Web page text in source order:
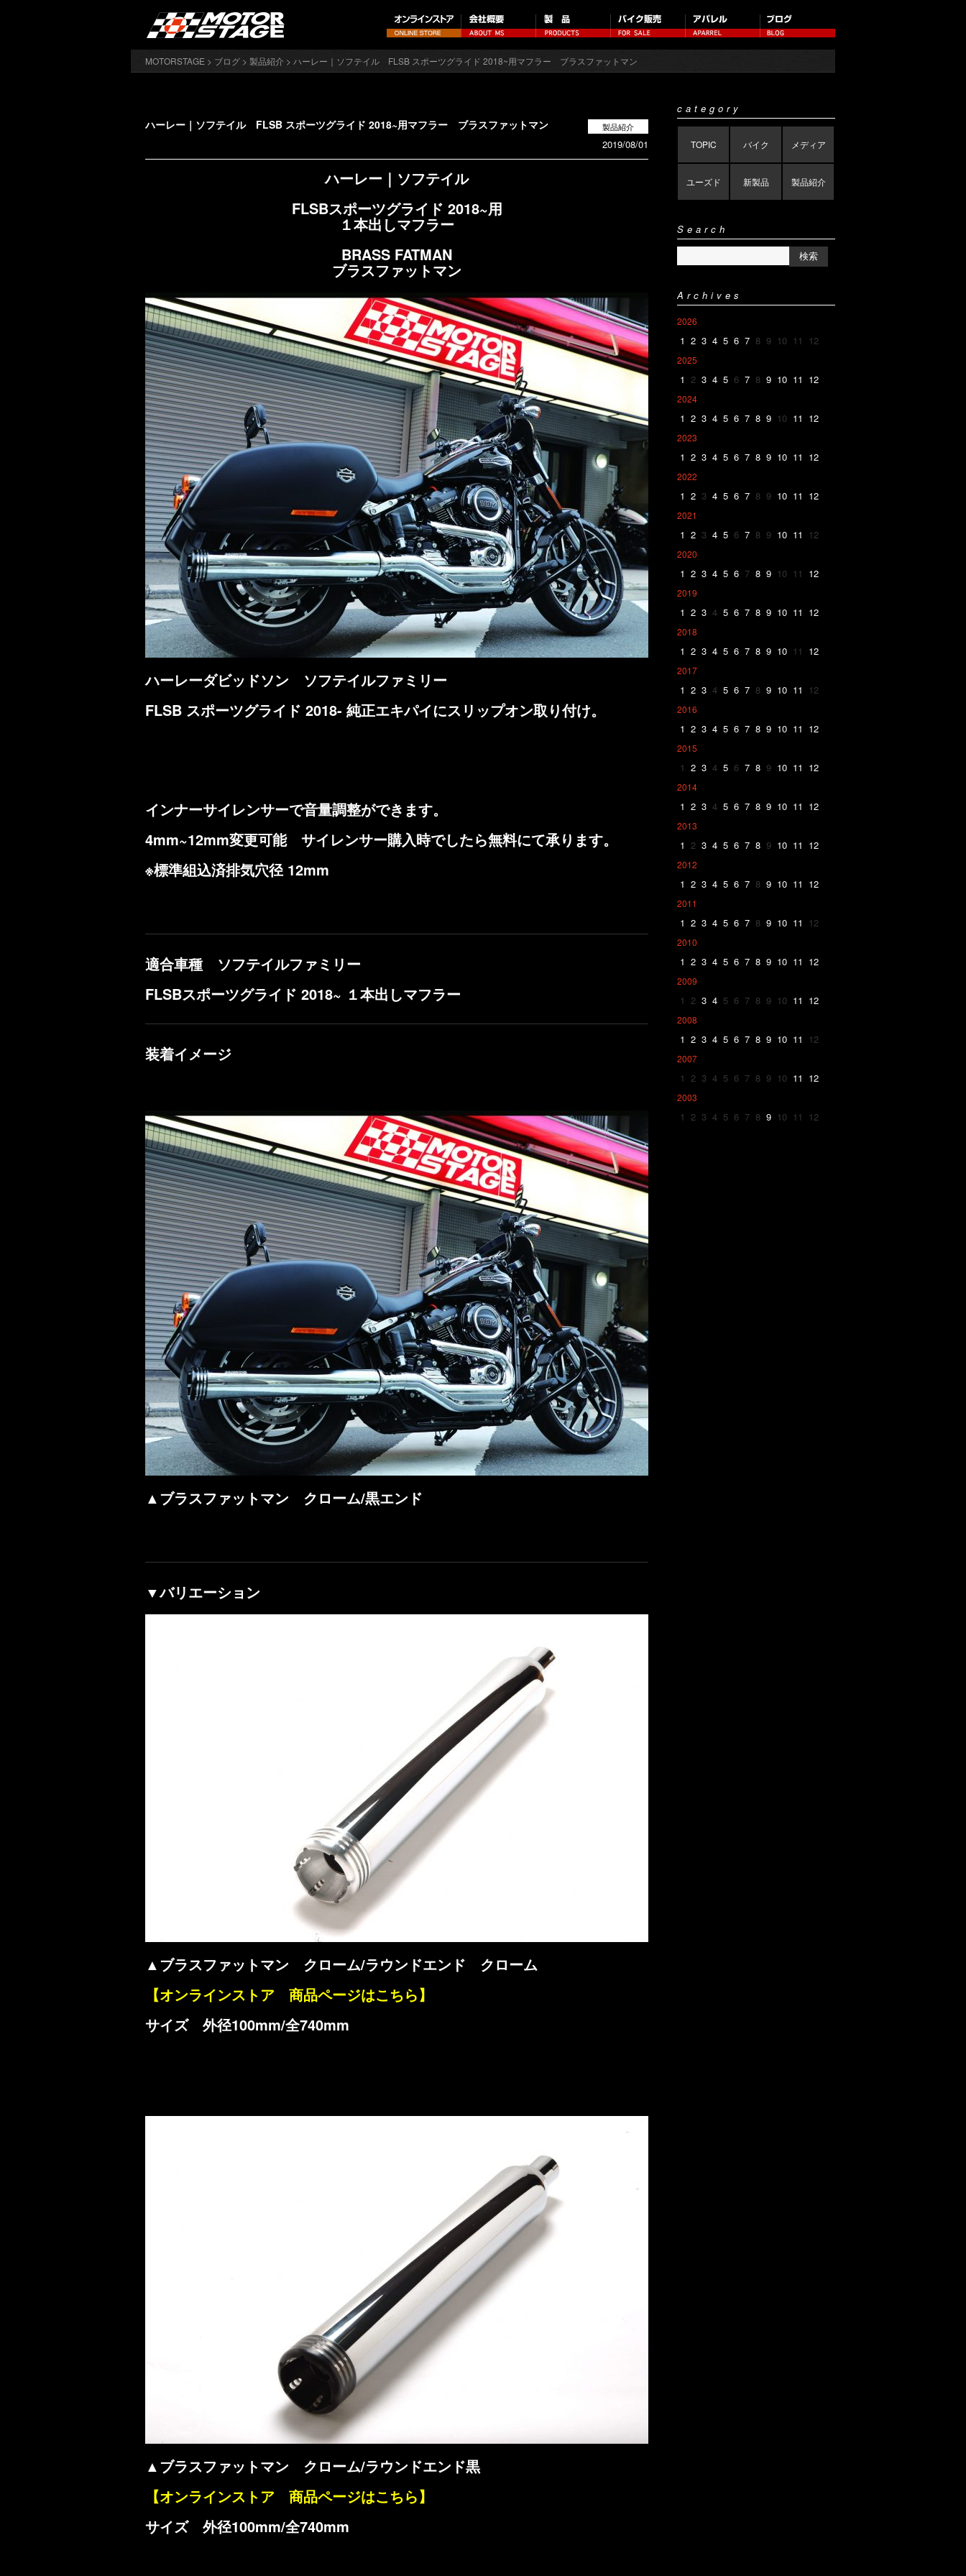
MOTORSTAGE > ブログ > 製品紹介 > ハーレー｜ソフテイル FLSB スポーツグライド 2018~用マフラー ブラスファットマン
ハーレー｜ソフテイル FLSB スポーツグライド 2018~用マフラー ブラスファットマン 製品紹介
2019/08/01
ハーレー｜ソフテイル
FLSBスポーツグライド 2018~用
１本出しマフラー
BRASS FATMAN
ブラスファットマン
ハーレーダビッドソン ソフテイルファミリー
FLSB スポーツグライド 2018- 純正エキパイにスリップオン取り付け。
インナーサイレンサーで音量調整ができます。
4mm~12mm変更可能 サイレンサー購入時でしたら無料にて承ります。
※標準組込済排気穴径 12mm
適合車種 ソフテイルファミリー
FLSBスポーツグライド 2018~ １本出しマフラー
装着イメージ
▲ブラスファットマン クローム/黒エンド
▼バリエーション
▲ブラスファットマン クローム/ラウンドエンド クローム
【オンラインストア 商品ページはこちら】
サイズ 外径100mm/全740mm
▲ブラスファットマン クローム/ラウンドエンド黒
【オンラインストア 商品ページはこちら】
サイズ 外径100mm/全740mm
category
TOPIC バイク メディア
ユーズド 新製品 製品紹介
Search
Archives
2026
1 2 3 4 5 6 7 8 9 10 11 12
2025
1 2 3 4 5 6 7 8 9 10 11 12
2024
1 2 3 4 5 6 7 8 9 10 11 12
2023
1 2 3 4 5 6 7 8 9 10 11 12
2022
1 2 3 4 5 6 7 8 9 10 11 12
2021
1 2 3 4 5 6 7 8 9 10 11 12
2020
1 2 3 4 5 6 7 8 9 10 11 12
2019
1 2 3 4 5 6 7 8 9 10 11 12
2018
1 2 3 4 5 6 7 8 9 10 11 12
2017
1 2 3 4 5 6 7 8 9 10 11 12
2016
1 2 3 4 5 6 7 8 9 10 11 12
2015
1 2 3 4 5 6 7 8 9 10 11 12
2014
1 2 3 4 5 6 7 8 9 10 11 12
2013
1 2 3 4 5 6 7 8 9 10 11 12
2012
1 2 3 4 5 6 7 8 9 10 11 12
2011
1 2 3 4 5 6 7 8 9 10 11 12
2010
1 2 3 4 5 6 7 8 9 10 11 12
2009
1 2 3 4 5 6 7 8 9 10 11 12
2008
1 2 3 4 5 6 7 8 9 10 11 12
2007
1 2 3 4 5 6 7 8 9 10 11 12
2003
1 2 3 4 5 6 7 8 9 10 11 12